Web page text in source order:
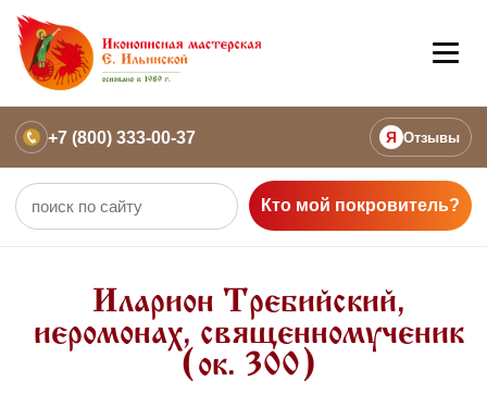
+7 (800) 333-00-37 Я Отзывы
Кто мой покровитель?
Иларион Требийский,
иеромонах, священномученик
(ок. 300)